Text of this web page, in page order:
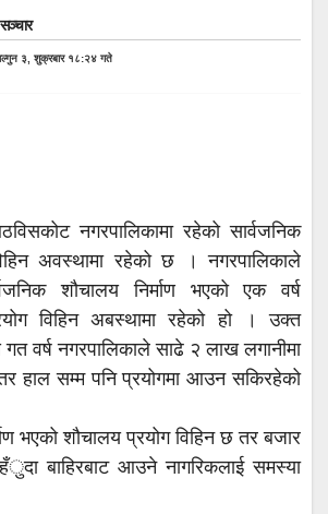
३, शुक्रबार १८:२४ गते
नगरपालिकामा रहेको सार्वजनिक
अवस्थामा रहेको छ । नगरपालिकाले
शौचालय निर्माण भएको एक वर्ष
विहिन अबस्थामा रहेको हो । उक्त
वर्ष नगरपालिकाले साढे २ लाख लगानीमा
तर हाल सम्म पनि प्रयोगमा आउन सकिरहेको
भएको शौचालय प्रयोग विहिन छ तर बजार
बाहिरबाट आउने नागरिकलाई समस्या